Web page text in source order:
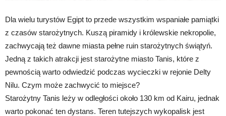
Dla wielu turystów Egipt to przede wszystkim wspaniałe pamiątki
z czasów starożytnych. Kuszą piramidy i królewskie nekropolie,
zachwycają też dawne miasta pełne ruin starożytnych świątyń.
Jedną z takich atrakcji jest starożytne miasto Tanis, które z
pewnością warto odwiedzić podczas wycieczki w rejonie Delty
Nilu. Czym może zachwycić to miejsce?
Starożytny Tanis leży w odległości około 130 km od Kairu, jednak
warto pokonać ten dystans. Teren tutejszych wykopalisk jest